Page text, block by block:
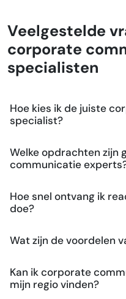
Veelgestelde
corporate
specialisten
Hoe kies ik de juiste
specialist?
Welke opdrachten zijn
communicatie
Hoe snel ontvang ik
doe?
Wat zijn de voordelen
Kan ik corporate
mijn regio vinden?